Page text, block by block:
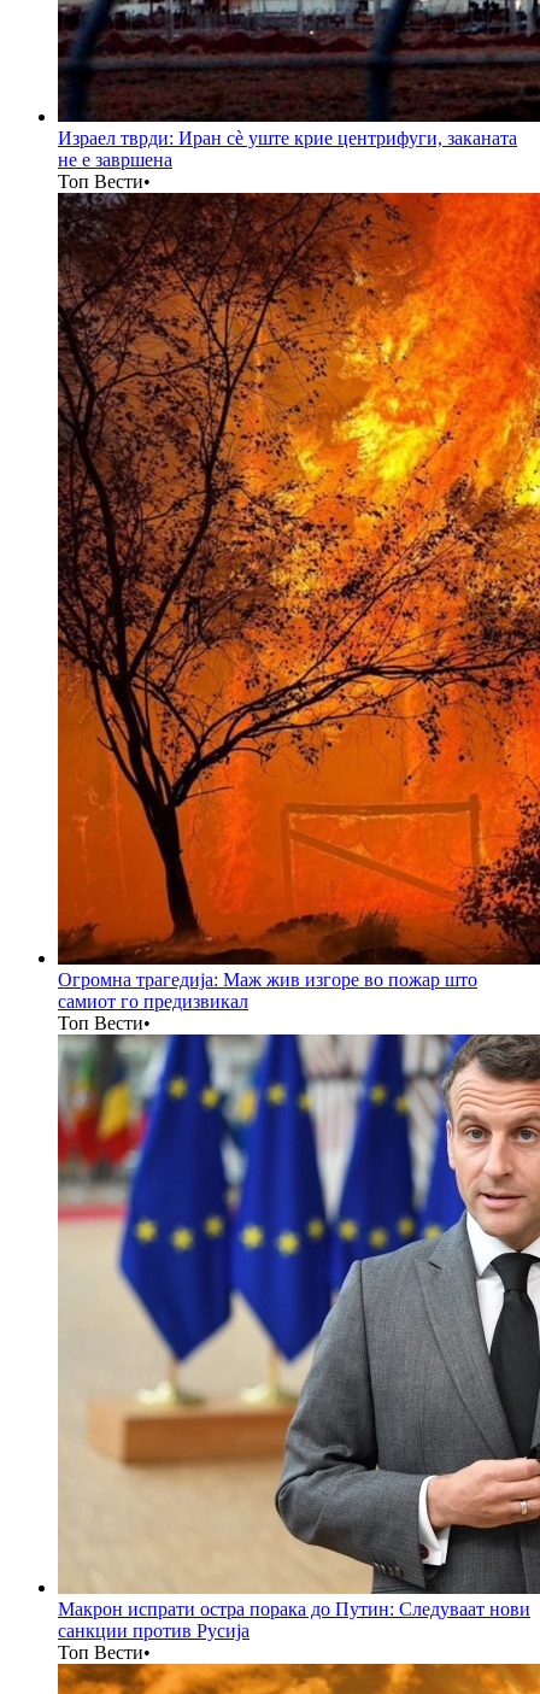
Израел тврди: Иран сè уште крие центрифуги, заканата
не е завршена
Топ Вести•
Огромна трагедија: Маж жив изгоре во пожар што
самиот го предизвикал
Топ Вести•
Макрон испрати остра порака до Путин: Следуваат нови
санкции против Русија
Топ Вести•